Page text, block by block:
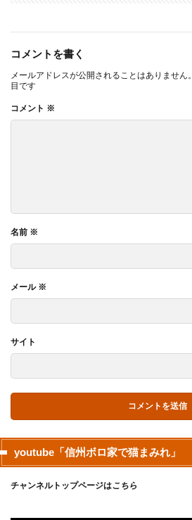
コメントを書く
メールアドレスが公開されることはありません。
目です
コメント ※
名前 ※
メール ※
サイト
youtube「信州ボロ家で猫まみれ」
チャンネルトップページはこちら